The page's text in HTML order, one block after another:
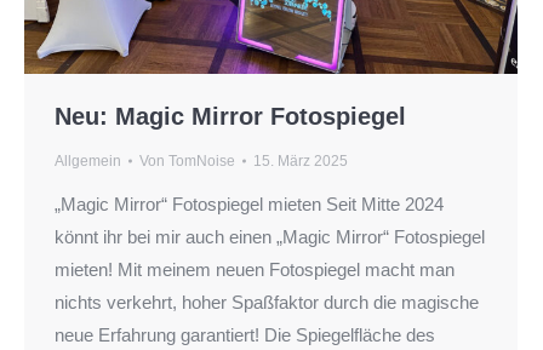
Neu: Magic Mirror Fotospiegel
Allgemein Von TomNoise 15. März 2025
„Magic Mirror“ Fotospiegel mieten Seit Mitte 2024
könnt ihr bei mir auch einen „Magic Mirror“ Fotospiegel
mieten! Mit meinem neuen Fotospiegel macht man
nichts verkehrt, hoher Spaßfaktor durch die magische
neue Erfahrung garantiert! Die Spiegelfläche des